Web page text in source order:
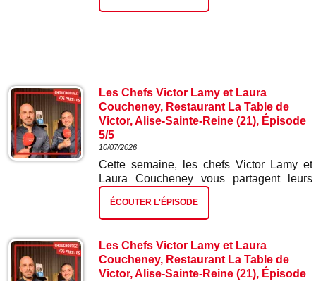
Les Chefs Victor Lamy et Laura
Coucheney, Restaurant La Table de
Victor, Alise-Sainte-Reine (21), Épisode
5/5
10/07/2026
Cette semaine, les chefs Victor Lamy et
Laura Coucheney vous partagent leurs
meilleures recettes. Dans ce cinquième et
dernier épisode : miel fromage blanc et
houblon.
ÉCOUTER L'ÉPISODE
Les Chefs Victor Lamy et Laura
Coucheney, Restaurant La Table de
Victor, Alise-Sainte-Reine (21), Épisode